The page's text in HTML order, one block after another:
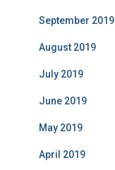
September 2019
August 2019
July 2019
June 2019
May 2019
April 2019